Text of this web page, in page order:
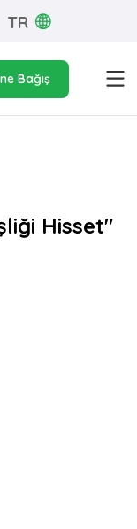
TR
Bağış
Hisset"